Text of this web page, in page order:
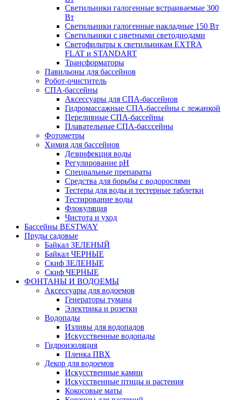
Светильники галогенные встраиваемые 300
Вт
Светильники галогенные накладные 150 Вт
Светильники с цветными светодиодами
Светофильтры к светильникам EXTRA
FLAT и STANDART
Трансформаторы
Павильоны для бассейнов
Робот-очиститель
СПА-бассейны
Аксессуары для СПА-бассейнов
Гидромассажные СПА-бассейны с лежанкой
Переливные СПА-бассейны
Плавательные СПА-басссейны
Фотометры
Химия для бассейнов
Дезинфекция воды
Регулирование pH
Специальные препараты
Средства для борьбы с водорослями
Тестеры для воды и тестерные таблетки
Тестирование воды
Флокуляция
Чистота и уход
Бассейны BESTWAY
Пруды садовые
Байкал ЗЕЛЕНЫЙ
Байкал ЧЕРНЫЕ
Скиф ЗЕЛЕНЫЕ
Скиф ЧЕРНЫЕ
ФОНТАНЫ И ВОДОЕМЫ
Аксессуары для водоемов
Генераторы тумана
Электрика и розетки
Водопады
Изливы для водопадов
Искусственные водопады
Гидроизоляция
Пленка ПВХ
Декор для водоемов
Искусственные камни
Искусственные птицы и растения
Кокосовые маты